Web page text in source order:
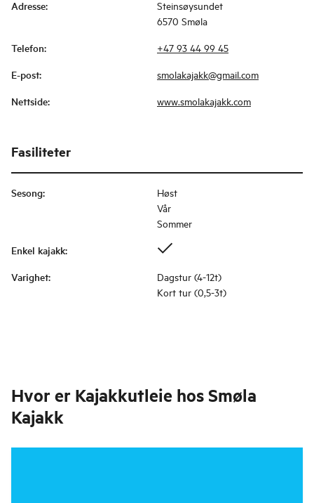
Adresse:
Steinsøysundet
6570 Smøla
Telefon: +47 93 44 99 45
E-post: smolakajakk@gmail.com
Nettside: www.smolakajakk.com
Fasiliteter
Sesong:
Høst
Vår
Sommer
Enkel kajakk:
Varighet:
Dagstur (4-12t)
Kort tur (0,5-3t)
Hvor er Kajakkutleie hos Smøla
Kajakk